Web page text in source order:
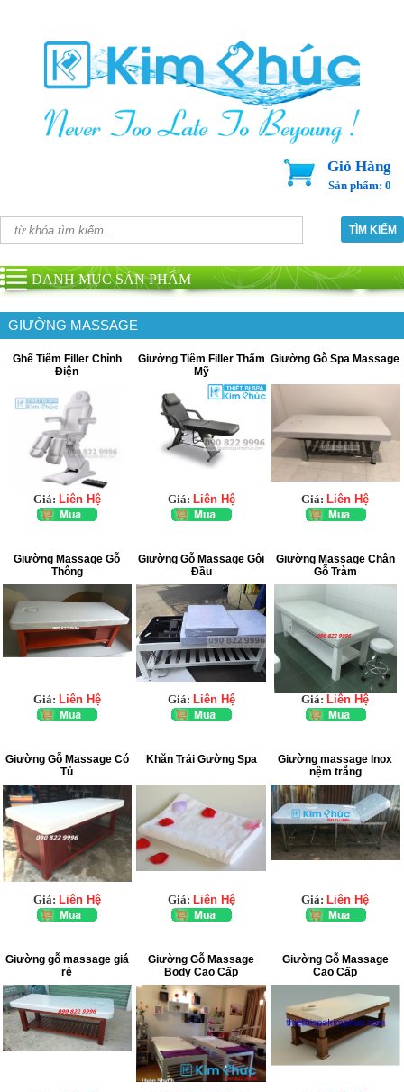
Giỏ Hàng
Sản phẩm: 0
DANH MỤC SẢN PHẨM
GIƯỜNG MASSAGE
Ghế Tiêm Filler Chỉnh
Điện
Giá: Liên Hệ
Giường Tiêm Filler Thẩm
Mỹ
Giá: Liên Hệ
Giường Gỗ Spa Massage
Giá: Liên Hệ
Giường Massage Gỗ
Thông
Giá: Liên Hệ
Giường Gỗ Massage Gội
Đầu
Giá: Liên Hệ
Giường Massage Chân
Gỗ Tràm
Giá: Liên Hệ
Giường Gỗ Massage Có
Tủ
Giá: Liên Hệ
Khăn Trải Gường Spa
Giá: Liên Hệ
Giường massage Inox
nệm trắng
Giá: Liên Hệ
Giường gỗ massage giá
rẻ
Giường Gỗ Massage
Body Cao Cấp
Giường Gỗ Massage
Cao Cấp